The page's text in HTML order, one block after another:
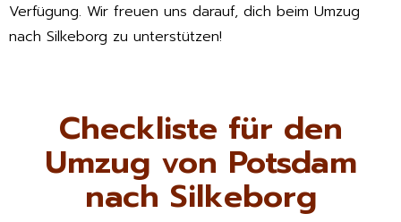
Verfügung. Wir freuen uns darauf, dich beim Umzug
nach Silkeborg zu unterstützen!
Checkliste für den
Umzug von Potsdam
nach Silkeborg